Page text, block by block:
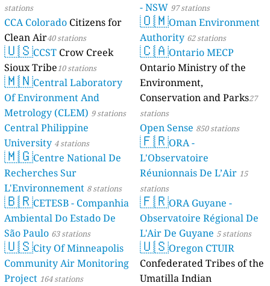
stations
CCA Colorado Citizens for
Clean Air40 stations
🇺🇸CCST Crow Creek
Sioux Tribe10 stations
🇲🇳Central Laboratory
Of Environment And
Metrology (CLEM) 9 stations
Central Philippine
University 4 stations
🇲🇬Centre National De
Recherches Sur
L'Environnement 8 stations
🇧🇷CETESB - Companhia
Ambiental Do Estado De
São Paulo 63 stations
🇺🇸City Of Minneapolis
Community Air Monitoring
Project 164 stations
- NSW 97 stations
🇴🇲Oman Environment
Authority 62 stations
🇨🇦Ontario MECP
Ontario Ministry of the
Environment,
Conservation and Parks27
stations
Open Sense 850 stations
🇫🇷ORA -
L'Observatoire
Réunionnais De L’Air 15
stations
🇫🇷ORA Guyane -
Observatoire Régional De
L'Air De Guyane 5 stations
🇺🇸Oregon CTUIR
Confederated Tribes of the
Umatilla Indian